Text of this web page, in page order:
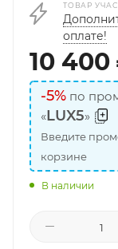
ТОВАР
оплате!
10 400
-5% по
«LUX5»
Введите
корзине
В наличии